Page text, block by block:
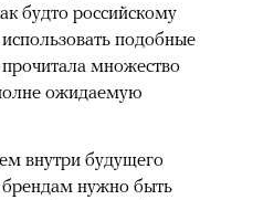
будто российскому
подобные
множество
ожидаемую
внутри будущего
брендам нужно быть